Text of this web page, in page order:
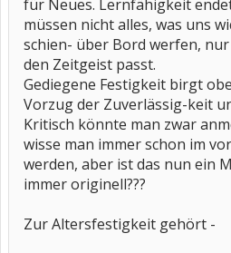
für Neues. Lernfähigkeit
müssen nicht alles, was uns
schien- über Bord werfen,
den Zeitgeist passt.
Gediegene Festigkeit birgt
Vorzug der Zuverlässig-keit
Kritisch könnte man zwar
wisse man immer schon im
werden, aber ist das nun ein
immer originell???
Zur Altersfestigkeit gehört -